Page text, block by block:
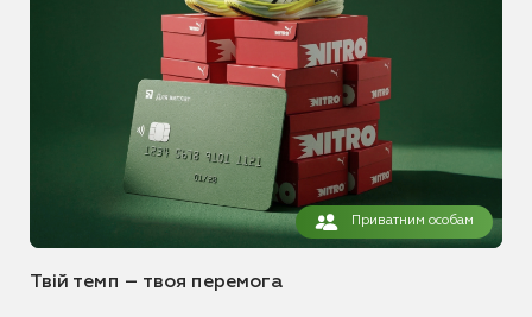
Приватним особам
Твій темп – твоя перемога